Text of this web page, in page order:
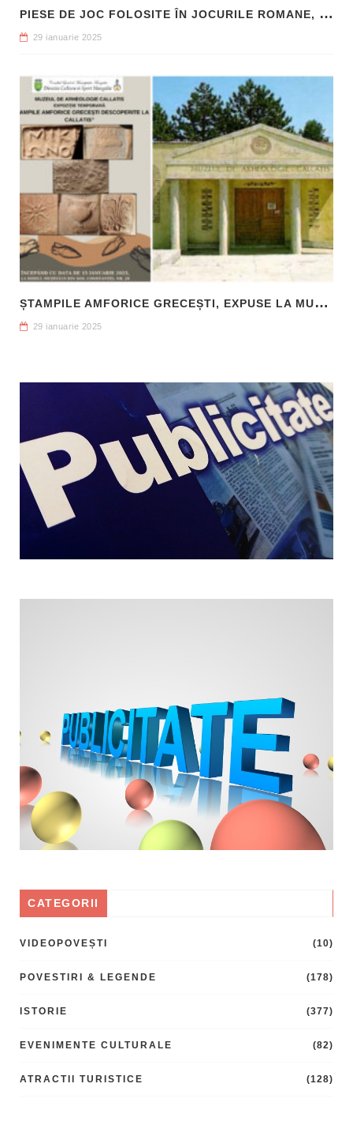
P
IESE DE JOC FOLOSITE ÎN JOCURILE ROMANE, DESCOPERITE LA HADRIANOPOLIS
29 ianuarie 2025
Ș
TAMPILE AMFORICE GRECEȘTI, EXPUSE LA MUZEUL DE ARHEOLOGIE CALLATIS MANGALIA
29 ianuarie 2025
CATEGORII
VIDEOPOVEȘTI (10)
POVESTIRI & LEGENDE (178)
ISTORIE (377)
EVENIMENTE CULTURALE (82)
ATRACTII TURISTICE (128)